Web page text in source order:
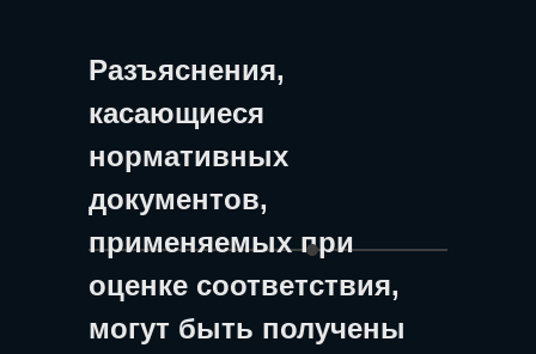
Разъяснения,
касающиеся
нормативных
документов,
применяемых при
оценке соответствия,
могут быть получены